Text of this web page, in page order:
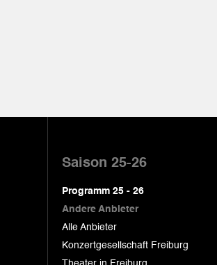
Saison 25-26
Programm 25 - 26
Andere Anbieter
Alle Anbieter
Konzertgesellschaft Freiburg